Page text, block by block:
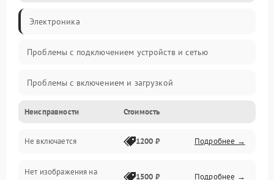
Электроника
Проблемы с подключением устройств и сетью
Проблемы с включением и загрузкой
Проблемы с изображением и монитором
Проблемы с производительностью и стабильностью
Прочие специфичные проблемы
Неисправности Стоимость
Не включается 1200 ₽ Подробнее →
Нет изображения на
1500 ₽ Подробнее →